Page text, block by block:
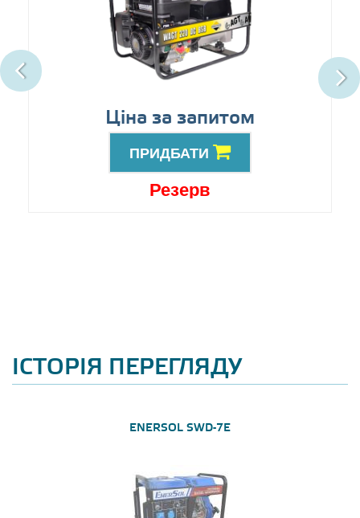
Ціна за запитом
ПРИДБАТИ
Резерв
ІСТОРІЯ ПЕРЕГЛЯДУ
ENERSOL SWD-7E